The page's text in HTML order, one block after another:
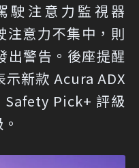
駛注意力監視器
注意力不集中，則
出警告。後座提醒
新款 Acura ADX
Pick+ 評級